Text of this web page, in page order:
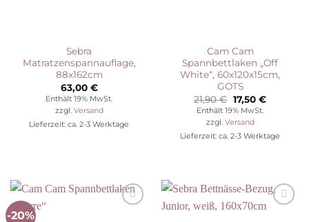
Sebra
Matratzenspannauflage,
88x162cm
63,00 €
Enthält 19% MwSt.
zzgl. Versand
Lieferzeit: ca. 2-3 Werktage
Cam Cam
Spannbettlaken „Off
White“, 60x120x15cm,
GOTS
21,90€ Ursprünglicher
Preis
war:
21,90 €
17,50 €Aktueller
Enthält 19% MwSt.
zzgl. Versand
Lieferzeit: ca. 2-3 Werktage
-20%